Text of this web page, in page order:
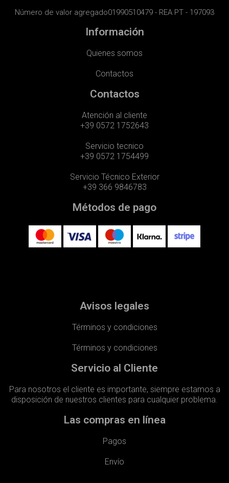
Número de valor agregado01990510479 - REA PT - 197093
Información
Quienes somos
Contactos
Contactos
Atención al cliente
+39 0572 1752643
Servicio tecnico
+39 0572 1754499
Servicio Técnico Exterior
+39 366 9846783
Métodos de pago
Avisos legales
Términos y condiciones
Términos y condiciones
Servicio al Cliente
Para nosotros el cliente es importante, siempre estamos a
disposición de nuestros clientes para cualquier problema.
Las compras en línea
Pagos
Envío​